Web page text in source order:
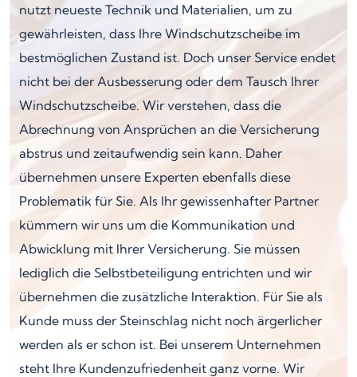
nutzt neueste Technik und Materialien, um zu
gewährleisten, dass Ihre Windschutzscheibe im
bestmöglichen Zustand ist. Doch unser Service endet
nicht bei der Ausbesserung oder dem Tausch Ihrer
Windschutzscheibe. Wir verstehen, dass die
Abrechnung von Ansprüchen an die Versicherung
abstrus und zeitaufwendig sein kann. Daher
übernehmen unsere Experten ebenfalls diese
Problematik für Sie. Als Ihr gewissenhafter Partner
kümmern wir uns um die Kommunikation und
Abwicklung mit Ihrer Versicherung. Sie müssen
lediglich die Selbstbeteiligung entrichten und wir
übernehmen die zusätzliche Interaktion. Für Sie als
Kunde muss der Steinschlag nicht noch ärgerlicher
werden als er schon ist. Bei unserem Unternehmen
steht Ihre Kundenzufriedenheit ganz vorne. Wir